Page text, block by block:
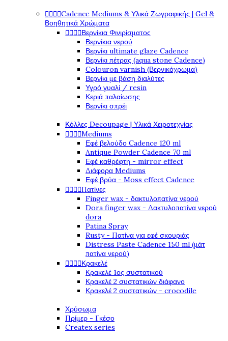
Cadence Mediums & Υλικά Ζωγραφικής | Gel &
Βοηθητικά Χρώματα
Βερνίκια Φινιρίσματος
Βερνίκια νερού
Βερνίκι ultimate glaze Cadence
Βερνίκι πέτρας (aqua stone Cadence)
Colouron varnish (Βερνικόχρωμα)
Βερνίκι με βάση διαλύτες
Υγρό γυαλί / resin
Κεριά παλαίωσης
Βερνίκι σπρέι
Κόλλες Decoupage | Υλικά Χειροτεχνίας
Mediums
Εφέ βελούδο Cadence 120 ml
Antique Powder Cadence 70 ml
Εφέ καθρέφτη - mirror effect
Διάφορα Mediums
Εφέ βρύα - Moss effect Cadence
Πατίνες
Finger wax - δακτυλοπατίνα νερού
Dora finger wax - Δακτυλοπατίνα νερού
dora
Patina Spray
Rusty - Πατίνα για εφέ σκουριάς
Distress Paste Cadence 150 ml (μάτ
πατίνα νερού)
Κρακελέ
Κρακελέ 1ος συστατικού
Κρακελέ 2 συστατικών διάφανο
Κρακελέ 2 συστατικών - crocodile
Χρύσωμα
Πρίμερ - Γκέσο
Createx series